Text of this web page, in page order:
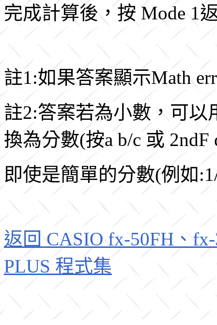
完成計算後，按 Mode 1
註1:如果答案顯示Math
註2:答案若為小數，可以
換為分數(按a b/c 或 2ndF
即使是簡單的分數(例如
返回 CASIO fx-50FH、
PLUS 程式集